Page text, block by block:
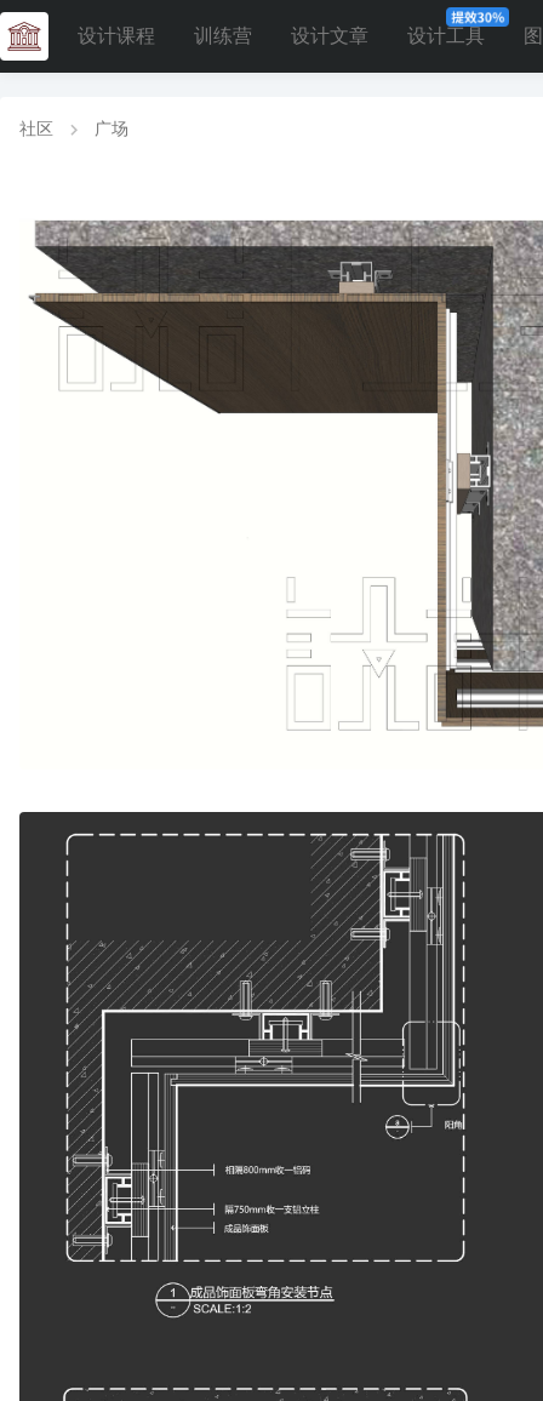
设计课程 训练营 设计文章 设计工具
社区 广场